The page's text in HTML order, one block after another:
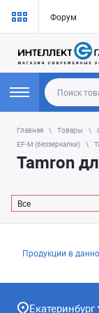
Форум
Главная Товары
EF-M (беззеркалки)
Tamron
Все
Продукции в
Екатеринбург